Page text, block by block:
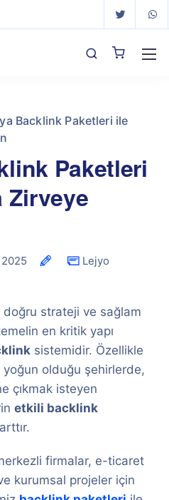
Backlink Paketleri ile
Paketleri
Zirveye
Lejyo
doğru strateji ve sağlam
en kritik yapı
sistemidir. Özellikle
olduğu şehirlerde,
çıkmak isteyen
etkili backlink
firmalar, e-ticaret
kurumsal projeler için